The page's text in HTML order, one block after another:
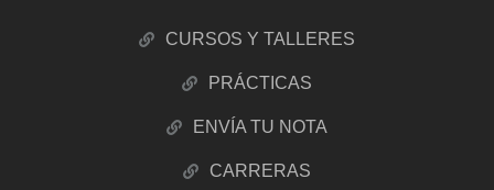
CURSOS Y TALLERES
PRÁCTICAS
ENVÍA TU NOTA
CARRERAS